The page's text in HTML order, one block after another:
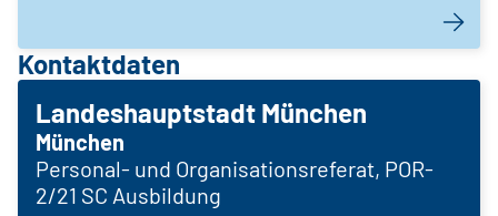
Kontaktdaten
Landeshauptstadt München
München
Personal- und Organisationsreferat, POR-
2/21 SC Ausbildung